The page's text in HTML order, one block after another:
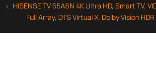
HISENSE TV 65A6N 4K Ultra HD, Smart TV,
Full Array, DTS Virtual X, Dolby Vision